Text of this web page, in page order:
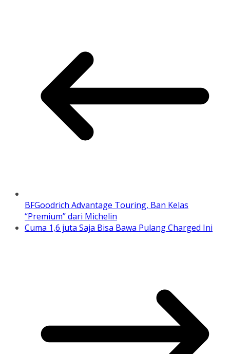
BFGoodrich Advantage Touring, Ban Kelas
“Premium” dari Michelin
Cuma 1,6 juta Saja Bisa Bawa Pulang Charged Ini